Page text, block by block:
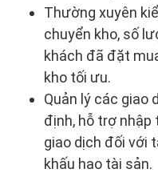
Thường xuyên
chuyển kho, số
khách đã đặt
kho tối ưu.
Quản lý các giao
định, hỗ trợ nhập
giao dịch đối với
khấu hao tài sản.